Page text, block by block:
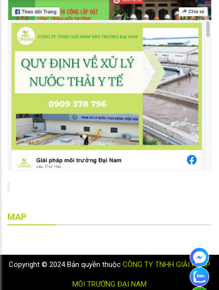
MAP
Copyright © 2024 Bản quyền thuộc CÔNG TY TNHH GIẢI PHÁP
MÔI TRƯỜNG ĐẠI NAM